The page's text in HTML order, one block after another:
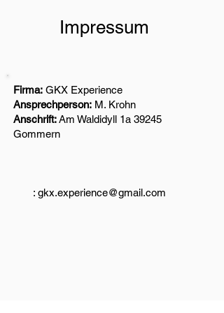
Impressum
Firma: GKX Experience
Ansprechperson: M. Krohn
Anschrift:Am Waldidyll 1a 39245
Gommern
: gkx.experience@gmail.com